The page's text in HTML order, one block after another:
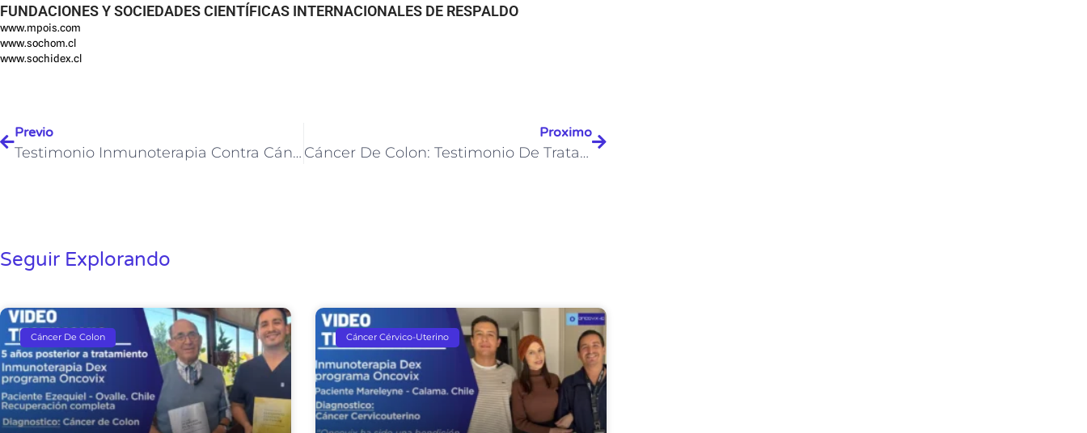
FUNDACIONES Y SOCIEDADES CIENTÍFICAS INTERNACIONALES DE RESPALDO
www.mpois.com
www.sochom.cl
www.sochidex.cl
Previo
Testimonio Inmunoterapia Contra Cáncer De Mama
Proximo
Cáncer De Colon: Testimonio De Tratamiento Con Inmunoterapia
Seguir Explorando
Cáncer De Colon Cáncer Cérvico-Uterino